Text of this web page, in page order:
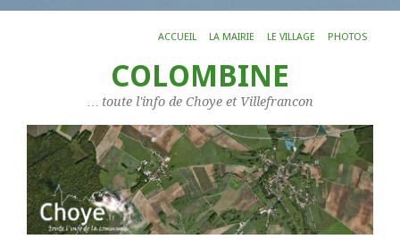
ACCUEIL LA MAIRIE LE VILLAGE PHOTOS
COLOMBINE
… toute l'info de Choye et Villefrancon